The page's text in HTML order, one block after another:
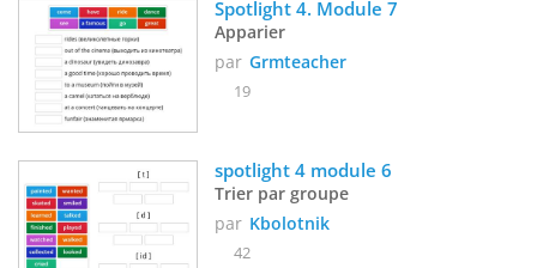
Spotlight 4. Module 7
Apparier
par Grmteacher
19
spotlight 4 module 6
Trier par groupe
par Kbolotnik
42